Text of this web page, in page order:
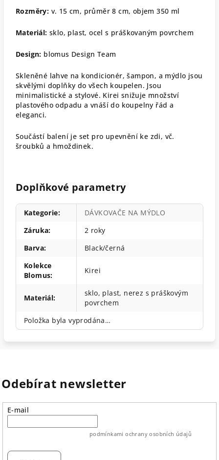
Rozměry: v. 15 cm, průměr 8 cm, objem 350 ml
Materiál: sklo, plast, ocel s práškovaným povrchem
Design: blomus Design Team
Skleněné lahve na kondicionér, šampon, a mýdlo jsou
skvělými doplňky do všech koupelen. Jsou
minimalistické a stylové. Kirei snižuje množství
plastového odpadu a vnáší do koupelny řád a
eleganci.
Součástí balení je set pro upevnění ke zdi, vč.
šroubků a hmoždinek.
Doplňkové parametry
Kategorie:
DÁVKOVAČE NA MÝDLO
Záruka:
2 roky
Barva:
Black/černá
Kolekce
Blomus:
Kirei
Materiál:
sklo, plast, nerez s práškovým
povrchem
Položka byla vyprodána…
Odebírat newsletter
E-mail
podmínkami ochrany osobních údajů